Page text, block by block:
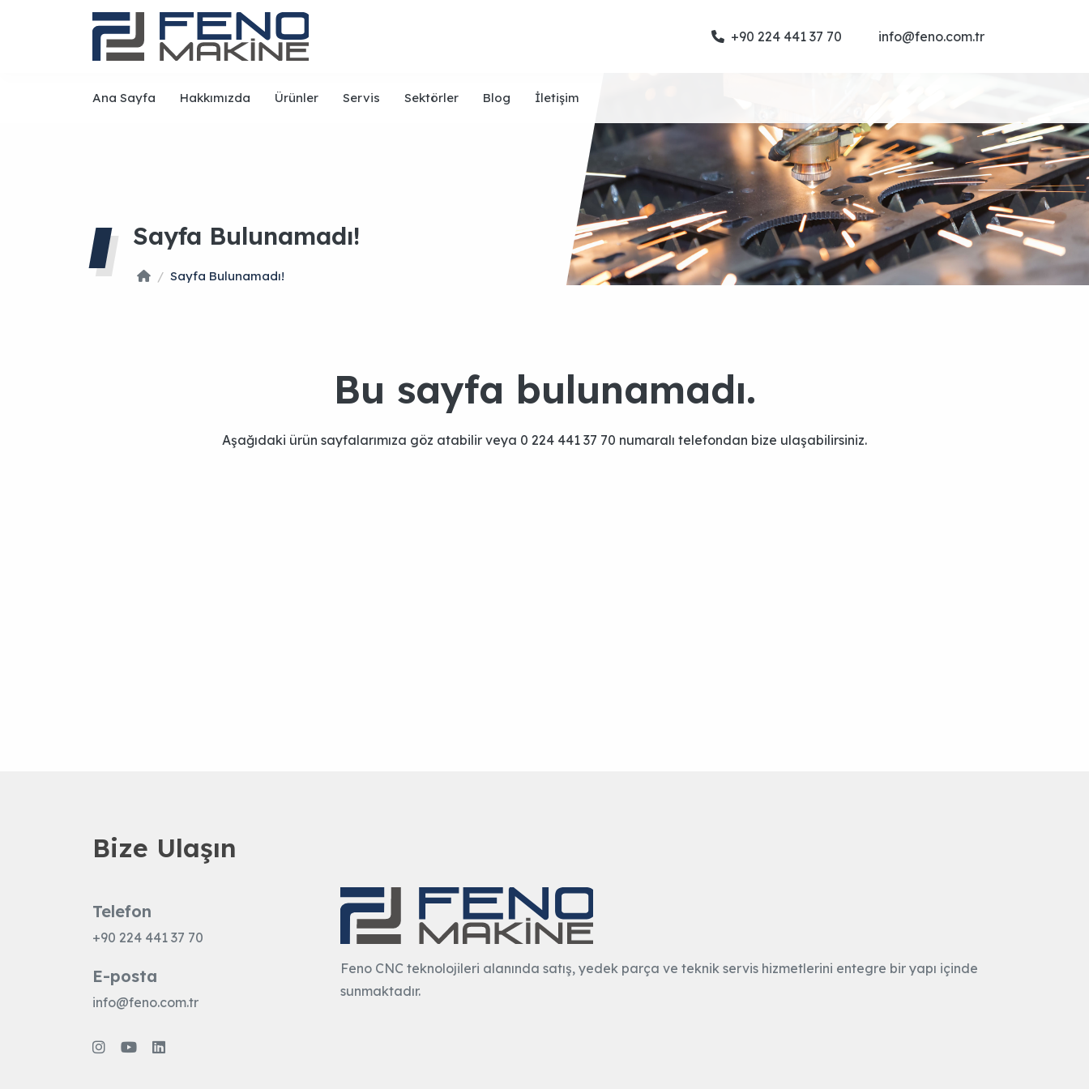
+90 224 441 37 70 info@feno.com.tr
Ana Sayfa Hakkımızda Ürünler Servis Sektörler Blog İletişim
Sayfa Bulunamadı!
Sayfa Bulunamadı!
Bu sayfa bulunamadı.
Aşağıdaki ürün sayfalarımıza göz atabilir veya 0 224 441 37 70 numaralı telefondan bize ulaşabilirsiniz.
Bize Ulaşın
Telefon
+90 224 441 37 70
E-posta
info@feno.com.tr
Feno CNC teknolojileri alanında satış, yedek parça ve teknik servis hizmetlerini entegre bir yapı içinde
sunmaktadır.